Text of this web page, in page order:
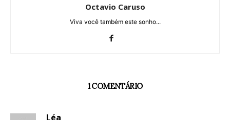
Octavio Caruso
Viva você também este sonho...
1 COMENTÁRIO
Léa